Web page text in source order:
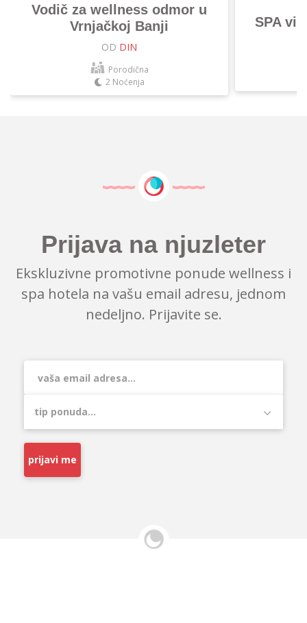
Vodič za wellness odmor u
Vrnjačkoj Banji
OD DIN
Porodična
2 Noćenja
SPA
Prijava na njuzleter
Ekskluzivne promotivne ponude wellness i
spa hotela na vašu email adresu, jednom
nedeljno. Prijavite se.
prijavi me